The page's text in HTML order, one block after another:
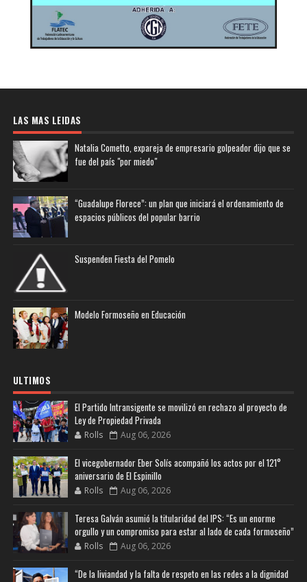
LAS MAS LEIDAS
Natalia Cometto, expareja de empresario golpeador dijo que se
fue del país "por miedo"
“Guadalupe Florece”: un plan que iniciará el ordenamiento de
espacios públicos del popular barrio
Suspenden Fiesta del Pomelo
Modelo Formoseño en Educación
ULTIMOS
El Partido Intransigente se movilizó en rechazo al proyecto de
Ley de Propiedad Privada
Rolls Aug 06, 2026
El vicegobernador Eber Solís acompañó los actos por el 121°
aniversario de El Espinillo
Rolls Aug 06, 2026
Teresa Galván asumió la titularidad del IPS: “Es un enorme
orgullo y un compromiso para estar al lado de cada formoseño”
Rolls Aug 06, 2026
“De la liviandad y la falta de respeto en las redes a la dignidad